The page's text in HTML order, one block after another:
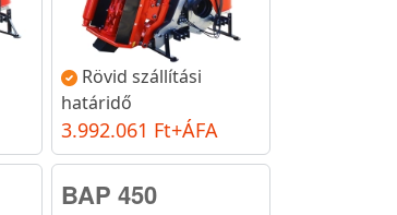
Rövid szállítási
határidő
3.992.061 Ft+ÁFA
BAP 450